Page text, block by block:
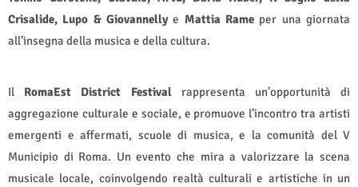
Crisalide, Lupo & Giovannellye Mattia Rame per una giornata
all’insegna della musica e della cultura.
Il RomaEst District Festivalrappresenta un’opportunità di
aggregazione culturale e sociale, e promuove l’incontro tra artisti
emergenti e affermati, scuole di musica, e la comunità del V
Municipio di Roma. Un evento che mira a valorizzare la scena
musicale locale, coinvolgendo realtà culturali e artistiche in un